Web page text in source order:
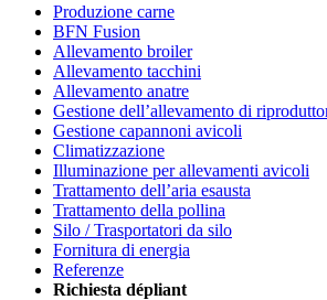
Produzione carne
BFN Fusion
Allevamento broiler
Allevamento tacchini
Allevamento anatre
Gestione dell’allevamento di
Gestione capannoni avicoli
Climatizzazione
Illuminazione per allevamenti avicoli
Trattamento dell’aria esausta
Trattamento della pollina
Silo / Trasportatori da silo
Fornitura di energia
Referenze
Richiesta dépliant